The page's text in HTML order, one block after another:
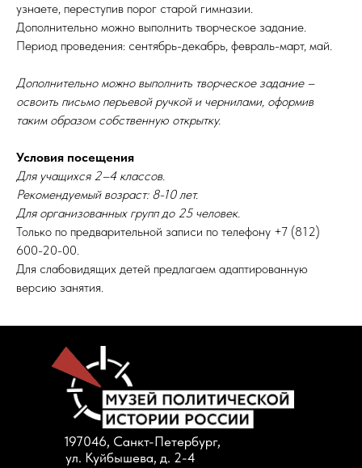
узнаете, переступив порог старой гимназии.
Дополнительно можно выполнить творческое задание.
Период проведения: сентябрь-декабрь, февраль-март, май.
Дополнительно можно выполнить творческое задание –
освоить письмо перьевой ручкой и чернилами, оформив
таким образом собственную открытку.
Условия посещения
Для учащихся 2–4 классов.
Рекомендуемый возраст: 8-10 лет.
Для организованных групп до 25 человек.
Только по предварительной записи по телефону +7 (812)
600-20-00.
Для слабовидящих детей предлагаем адаптированную
версию занятия.
ул. Куйбышева, д. 2-4
197046, Санкт-Петербург,